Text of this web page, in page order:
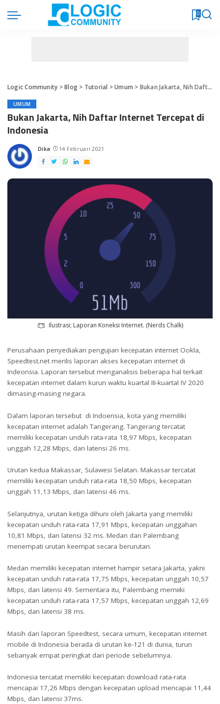
0
Logic Community >Blog> Tutorial >Umum > Bukan Jakarta, Nih Daftar Internet Tercepat di Indonesia
UMUM
Bukan Jakarta, Nih Daftar Internet Tercepat di
Indonesia
Posted
by
Dika 14 Februari 2021
Ilustrasi; Laporan Koneksi Internet. (Nerds Chalk)
Perusahaan penyediakan pengujian kecepatan internet Ookla,
Speedtest.net merilis laporan akses kecepatan internet di
Indeonsia. Laporan tersebut menganalisis beberapa hal terkait
kecepatan internet dalam kurun waktu kuartal III-kuartal IV 2020
dimasing-masing negara.
Dalam laporan tersebut di Indoensia, kota yang memiliki
kecepatan internet adalah Tangerang. Tangerang tercatat
memiliki kecepatan unduh rata-rata 18,97 Mbps, kecepatan
unggah 12,28 Mbps, dan latensi 26 ms.
Urutan kedua Makassar, Sulawesi Selatan. Makassar tercatat
memiliki kecepatan unduh rata-rata 18,50 Mbps, kecepatan
unggah 11,13 Mbps, dan latensi 46 ms.
Selanjutnya, urutan ketiga dihuni oleh Jakarta yang memiliki
kecepatan unduh rata-rata 17,91 Mbps, kecepatan unggahan
10,81 Mbps, dan latensi 32 ms. Medan dan Palembang
menempati urutan keempat secara berurutan.
Medan memiliki kecepatan internet hampir setara Jakarta, yakni
kecepatan unduh rata-rata 17,75 Mbps, kecepatan unggah 10,57
Mbps, dan latensi 49. Sementara itu, Palembang memiiki
kecepatan unduh rata-rata 17,57 Mbps, kecepatan unggah 12,69
Mbps, dan latensi 38 ms.
Masih dari laporan Speedtest, secara umum, kecepatan internet
mobile di Indonesia berada di urutan ke-121 di dunia, turun
sebanyak empat peringkat dari periode sebelumnya.
Indonesia tercatat memiliki kecepatan download rata-rata
mencapai 17,26 Mbps dengan kecepatan upload mencapai 11,44
Mbps, dan latensi 37ms.